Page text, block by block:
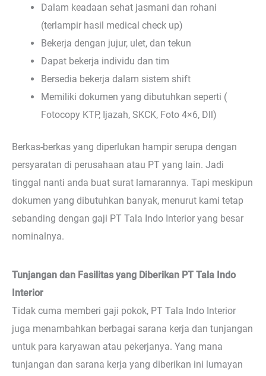
Dalam keadaan sehat jasmani dan rohani
(terlampir hasil medical check up)
Bekerja dengan jujur, ulet, dan tekun
Dapat bekerja individu dan tim
Bersedia bekerja dalam sistem shift
Memiliki dokumen yang dibutuhkan seperti (
Fotocopy KTP, Ijazah, SKCK, Foto 4×6, Dll)
Berkas-berkas yang diperlukan hampir serupa dengan
persyaratan di perusahaan atau PT yang lain. Jadi
tinggal nanti anda buat surat lamarannya. Tapi meskipun
dokumen yang dibutuhkan banyak, menurut kami tetap
sebanding dengan gaji PT Tala Indo Interior yang besar
nominalnya.
Tunjangan dan Fasilitas yang Diberikan PT Tala Indo
Interior
Tidak cuma memberi gaji pokok, PT Tala Indo Interior
juga menambahkan berbagai sarana kerja dan tunjangan
untuk para karyawan atau pekerjanya. Yang mana
tunjangan dan sarana kerja yang diberikan ini lumayan